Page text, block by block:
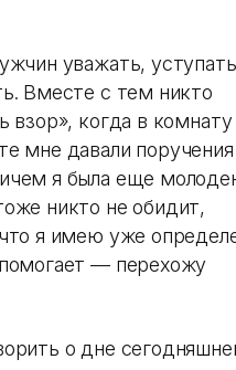
уважать, уступать
Вместе с тем никто
взор», когда в комнату
мне давали поручения
я была еще
никто не обидит,
я имею уже
— перехожу
о дне